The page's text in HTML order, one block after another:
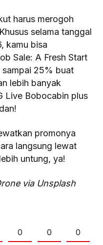
harus merogoh
selama tanggal
kamu bisa
Sale: A Fresh Start
25% buat
lebih banyak
Live Bobocabin plus
promonya
langsung lewat
untung, ya!
via Unsplash
0 0 0